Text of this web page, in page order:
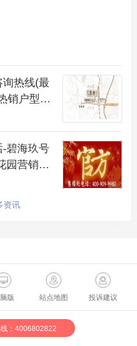
买房门槛已“全面瓦
新一轮政策优化的一个信
取消二手房限售、外地人
等楼市放松政策。
方位的。
询热线(最
销户型解
威发布
-碧海玖号
园营销中
最新报
资讯
版 站点地图 投诉建议
：4006802822